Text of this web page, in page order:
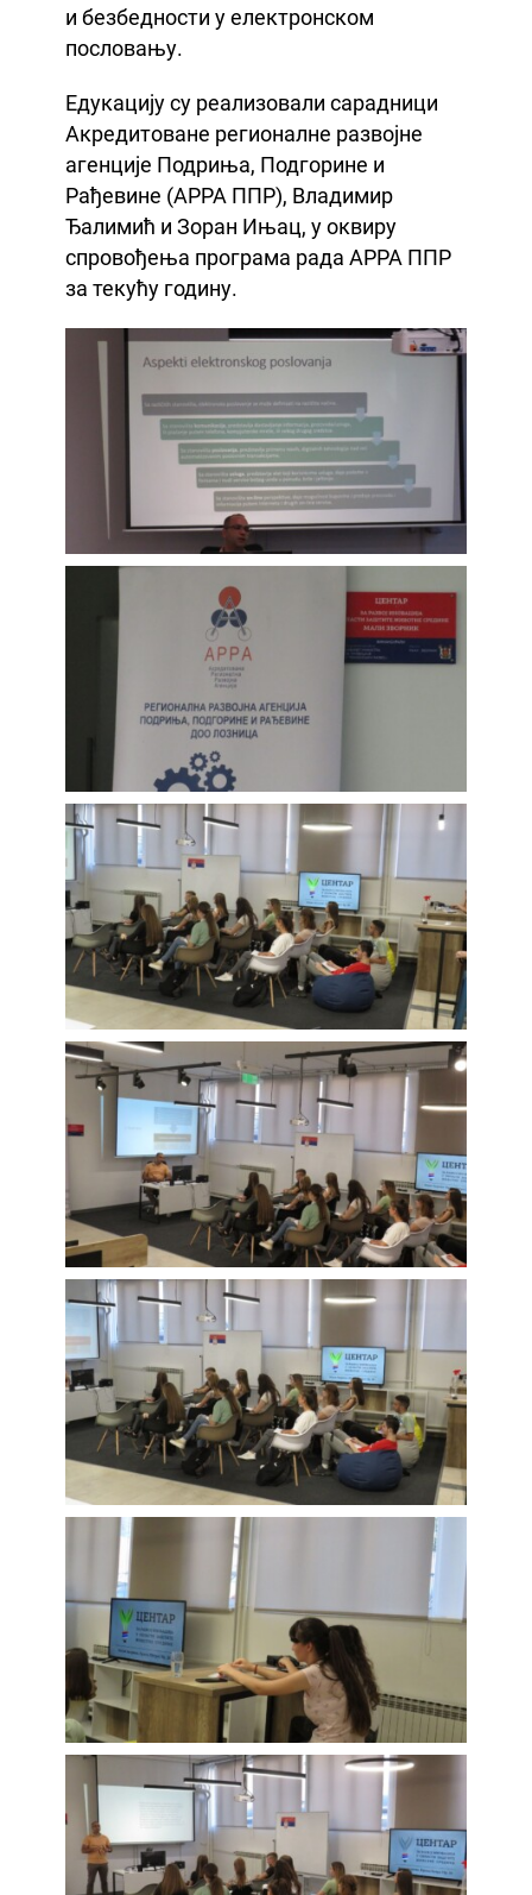
и безбедности у електронском
пословању.
Едукацију су реализовали сарадници
Акредитоване регионалне развојне
агенције Подриња, Подгорине и
Рађевине (АРРА ППР), Владимир
Ђалимић и Зоран Ињац, у оквиру
спровођења програма рада АРРА ППР
за текућу годину.